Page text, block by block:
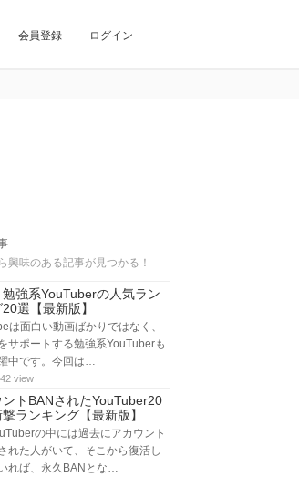
会員登録 ログイン
興味のある記事が見つかる！
強系YouTuberの人気ラン
選【最新版】
は面白い動画ばかりではなく、
サポートする勉強系YouTuberも
中です。今回は…
view
ントBANされたYouTuber20
ランキング【最新版】
の中には過去にアカウント
れた人がいて、そこから復活し
れば、永久BANとな…